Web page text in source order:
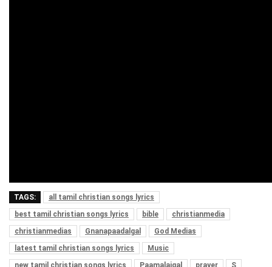
TAGS:
all tamil christian songs lyrics
best tamil christian songs lyrics
bible
christianmedia
christianmedias
Gnanapaadalgal
God Medias
latest tamil christian songs lyrics
Music
new tamil christian songs lyrics
Paamalaigal prayer
S